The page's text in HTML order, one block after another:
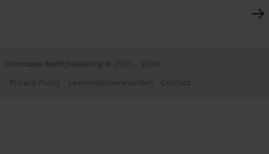
Hurricane Bedrijfskleding © 2013 - 2026
Privacy Policy Leveringsvoorwaarden Contact